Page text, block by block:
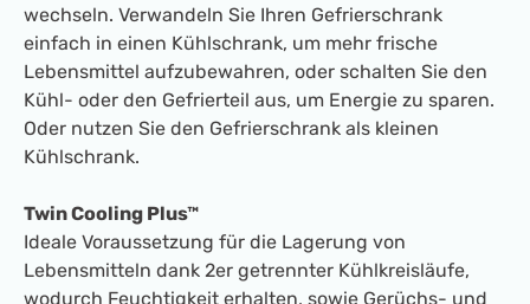
wechseln. Verwandeln Sie Ihren Gefrierschrank
einfach in einen Kühlschrank, um mehr frische
Lebensmittel aufzubewahren, oder schalten Sie den
Kühl- oder den Gefrierteil aus, um Energie zu sparen.
Oder nutzen Sie den Gefrierschrank als kleinen
Kühlschrank.
Twin Cooling Plus™
Ideale Voraussetzung für die Lagerung von
Lebensmitteln dank 2er getrennter Kühlkreisläufe,
wodurch Feuchtigkeit erhalten, sowie Gerüchs- und